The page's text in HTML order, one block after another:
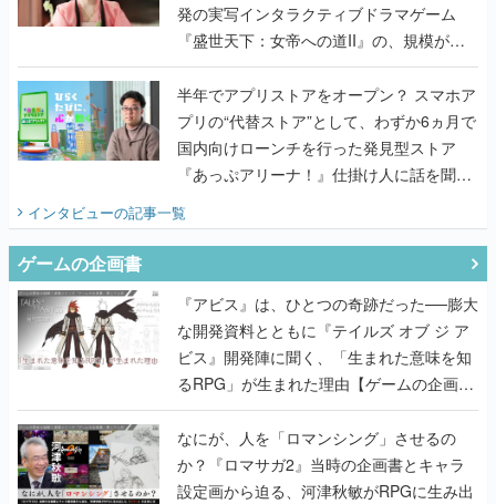
発の実写インタラクティブドラマゲーム
『盛世天下：女帝への道II』の、規模が違
うこだわりをプロデューサーに聞いた
半年でアプリストアをオープン？ スマホア
プリの“代替ストア”として、わずか6ヵ月で
国内向けローンチを行った発見型ストア
『あっぷアリーナ！』仕掛け人に話を聞い
インタビューの記事一覧
ゲームの企画書
『アビス』は、ひとつの奇跡だった──膨大
な開発資料とともに『テイルズ オブ ジ ア
ビス』開発陣に聞く、「生まれた意味を知
るRPG」が生まれた理由【ゲームの企画
書】
なにが、人を「ロマンシング」させるの
か？『ロマサガ2』当時の企画書とキャラ
設定画から迫る、河津秋敏がRPGに生み出